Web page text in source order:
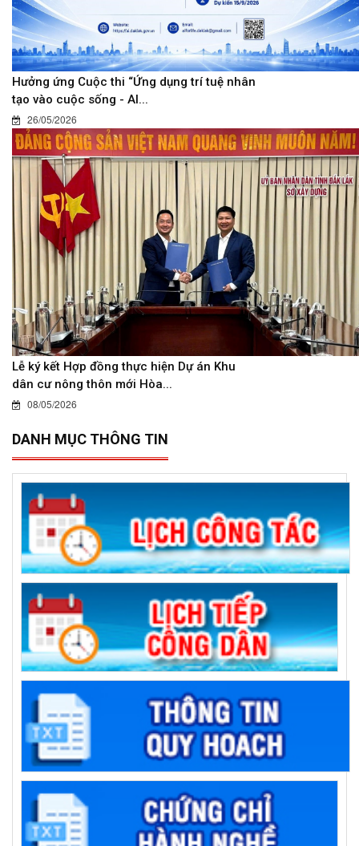
Hưởng ứng Cuộc thi “Ứng dụng trí tuệ nhân
tạo vào cuộc sống - AI...
26/05/2026
Lễ ký kết Hợp đồng thực hiện Dự án Khu
dân cư nông thôn mới Hòa...
08/05/2026
DANH MỤC THÔNG TIN